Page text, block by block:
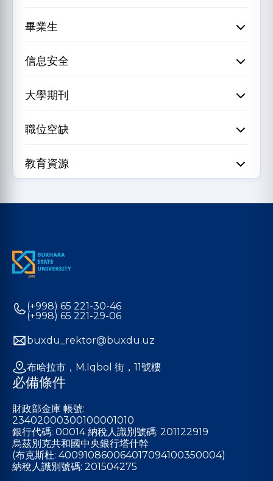
畢業生
信息安全
大學期刊
職位空缺
教育資源
(+998) 65 221-30-46
(+998) 65 221-29-06
buxdu_rektor@buxdu.uz
布哈拉市，M.Iqbol 街，11號樓
必備條件
財政部金庫 帳號:
23402000300100001010
銀行代碼: 00014 納稅人識別號碼: 201122919
烏茲別克共和國中央銀行塔什幹
(布克斯杜: 400910860064017094100350004)
納稅人識別號碼: 201504275